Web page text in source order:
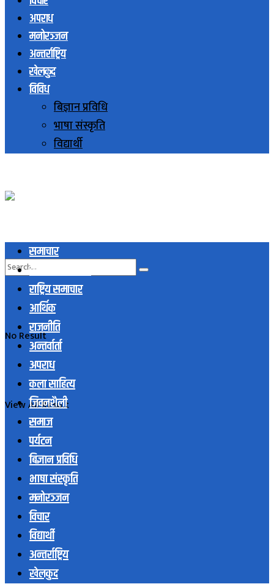
अपराध
मनोरञ्जन
अन्तर्राष्ट्रिय
खेलकुद
विविध
बिज्ञान प्रविधि
भाषा संस्कृति
विद्यार्थी
No Result
View All Result
समाचार
स्थानिय समाचार
राष्ट्रिय समाचार
आर्थिक
राजनीति
अन्तर्वार्ता
अपराध
कला साहित्य
जिवनशैली
समाज
पर्यटन
बिज्ञान प्रविधि
भाषा संस्कृति
मनोरञ्जन
विचार
विद्यार्थी
अन्तर्राष्ट्रिय
खेलकुद